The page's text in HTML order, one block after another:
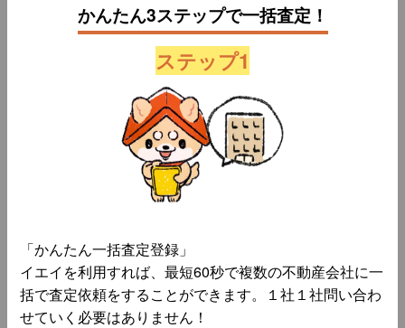
かんたん3ステップで一括査定！
ステップ1
「かんたん一括査定登録」
イエイを利用すれば、最短60秒で複数の不動産会社に一
括で査定依頼をすることができます。１社１社問い合わ
せていく必要はありません！